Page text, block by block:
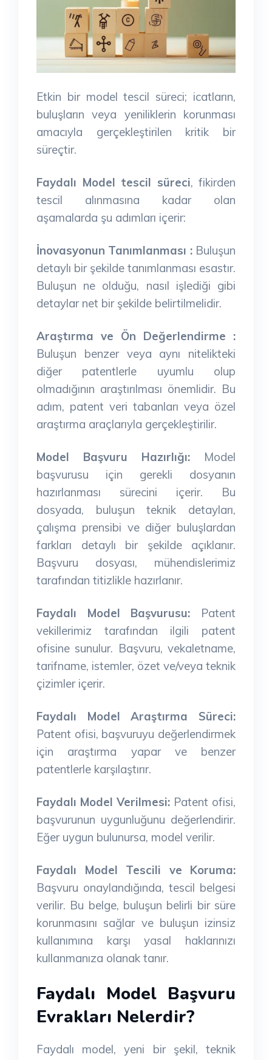
Etkin bir model tescil süreci; icatların,
buluşların veya yeniliklerin korunması
amacıyla gerçekleştirilen kritik bir
süreçtir.
Faydalı Model tescil süreci, fikirden
tescil alınmasına kadar olan
aşamalarda şu adımları içerir:
İnovasyonun Tanımlanması :Buluşun
detaylı bir şekilde tanımlanması esastır.
Buluşun ne olduğu, nasıl işlediği gibi
detaylar net bir şekilde belirtilmelidir.
Araştırma ve Ön Değerlendirme :
Buluşun benzer veya aynı nitelikteki
diğer patentlerle uyumlu olup
olmadığının araştırılması önemlidir. Bu
adım, patent veri tabanları veya özel
araştırma araçlarıyla gerçekleştirilir.
Model Başvuru Hazırlığı: Model
başvurusu için gerekli dosyanın
hazırlanması sürecini içerir. Bu
dosyada, buluşun teknik detayları,
çalışma prensibi ve diğer buluşlardan
farkları detaylı bir şekilde açıklanır.
Başvuru dosyası, mühendislerimiz
tarafından titizlikle hazırlanır.
Faydalı Model Başvurusu: Patent
vekillerimiz tarafından ilgili patent
ofisine sunulur. Başvuru, vekaletname,
tarifname, istemler, özet ve/veya teknik
çizimler içerir.
Faydalı Model Araştırma Süreci:
Patent ofisi, başvuruyu değerlendirmek
için araştırma yapar ve benzer
patentlerle karşılaştırır.
Faydalı Model Verilmesi: Patent ofisi,
başvurunun uygunluğunu değerlendirir.
Eğer uygun bulunursa, model verilir.
Faydalı Model Tescili ve Koruma:
Başvuru onaylandığında, tescil belgesi
verilir. Bu belge, buluşun belirli bir süre
korunmasını sağlar ve buluşun izinsiz
kullanımına karşı yasal haklarınızı
kullanmanıza olanak tanır.
Faydalı Model Başvuru
Evrakları Nelerdir?
Faydalı model, yeni bir şekil, teknik